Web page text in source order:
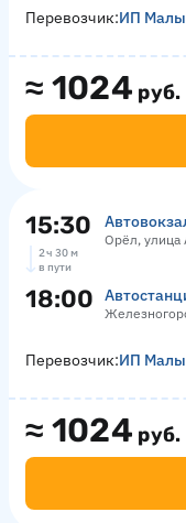
≈ 1024 руб.
Перевозчик:ИП
15:30 Орёл, улица
2 ч 30 м
в пути
18:00
≈ 1024 руб.
Перевозчик:ИП